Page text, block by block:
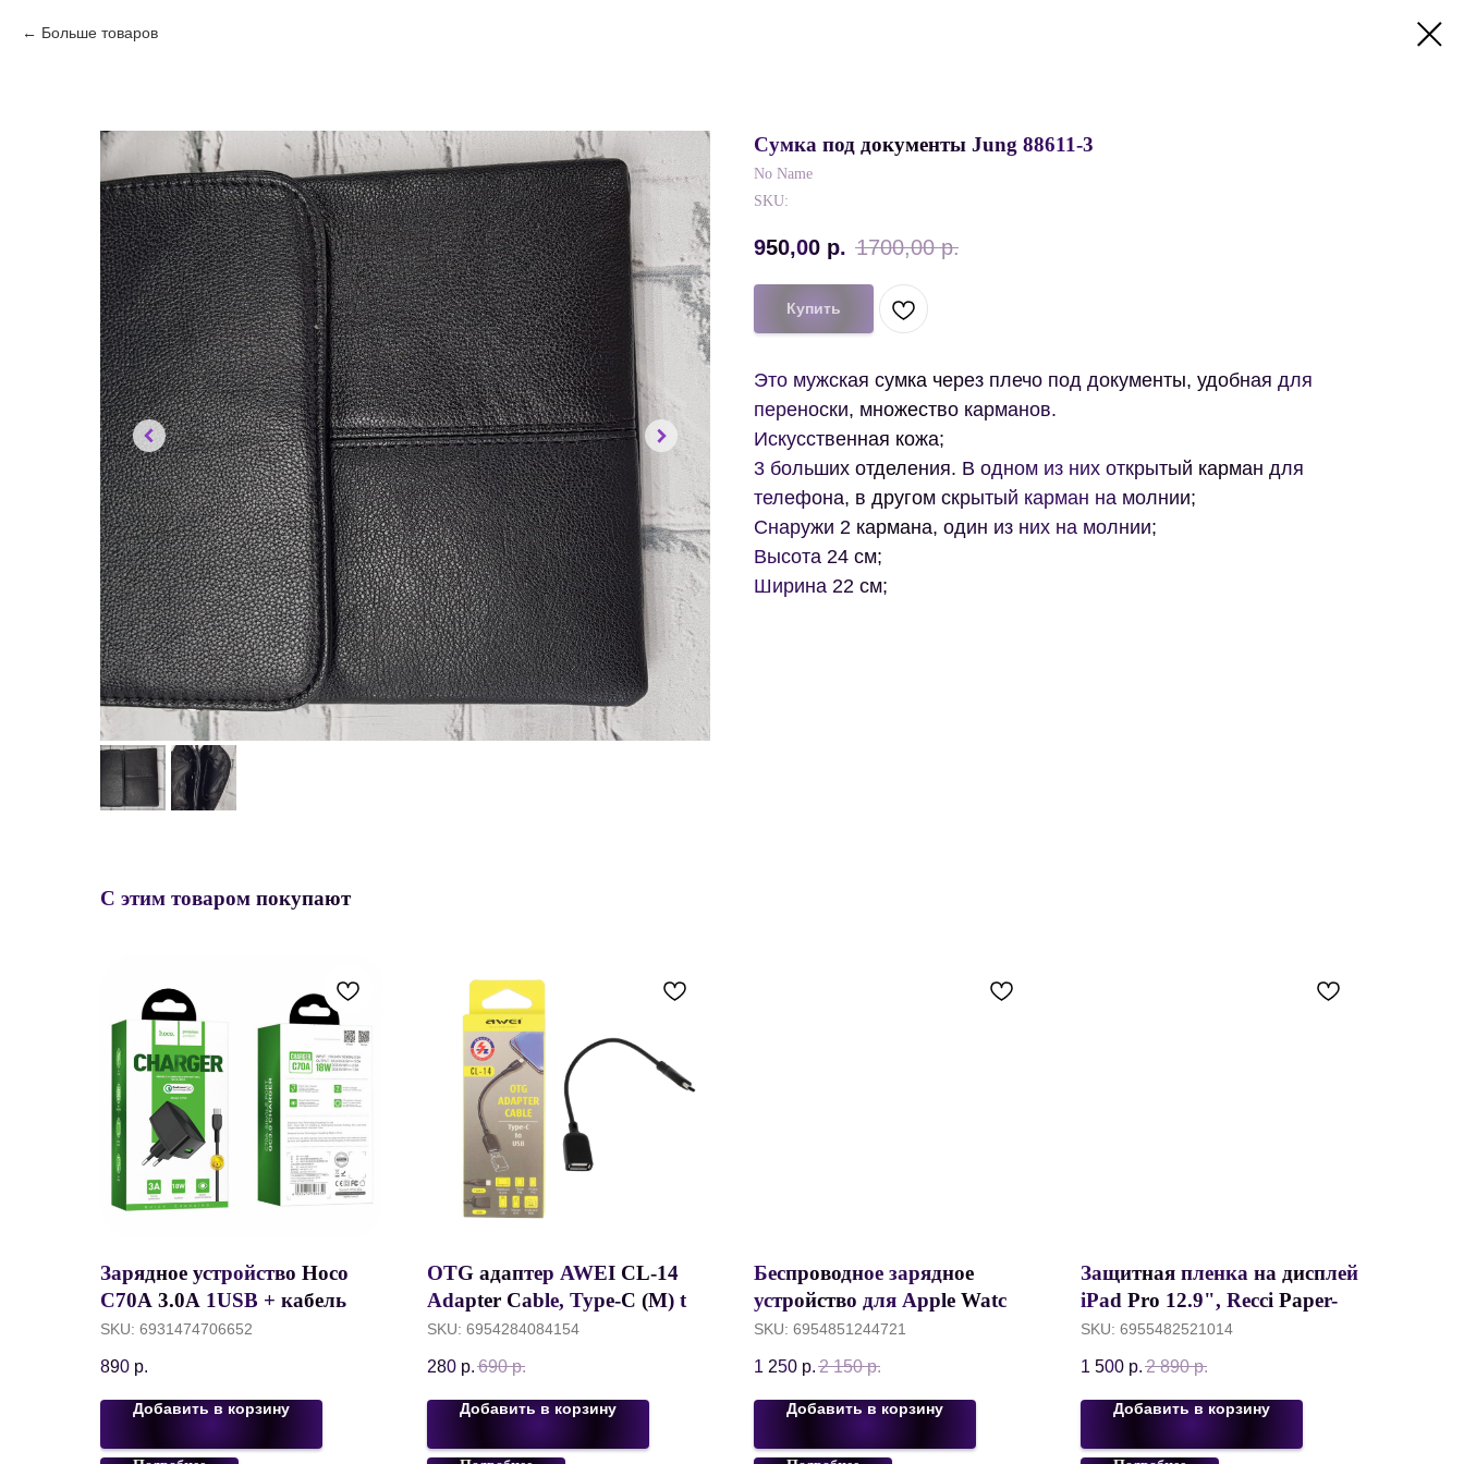
Больше товаров
Сумка под документы Jung 88611-3
No Name
SKU:
950,00 р. 1700,00 р.
Купить
Это мужская сумка через плечо под документы, удобная для
переноски, множество карманов.
Искусственная кожа;
3 больших отделения. В одном из них открытый карман для
телефона, в другом скрытый карман на молнии;
Снаружи 2 кармана, один из них на молнии;
Высота 24 см;
Ширина 22 см;
С этим товаром покупают
Зарядное устройство Hoco
C70A 3.0A 1USB + кабель
Type-C, черный
SKU: 6931474706652
890 р.
Добавить в корзину
OTG адаптер AWEI CL-14
Adapter Cable, Type-C (M) to
USB (F), Черный
SKU: 6954284084154
280 р. 690 р.
Добавить в корзину
Беспроводное зарядное
устройство для Apple Watch
1-10/Ultra series Remax
Magnetic Watch Charger,
2.5W, Черный, RP-W99
SKU: 6954851244721
1 250 р. 2 150 р.
Добавить в корзину
Защитная пленка на дисплей
iPad Pro 12.9", Recci Paper-
Like Matte Magnetic Film,
Мягкая/ Матовая/
Магнитная/Съемная
SKU: 6955482521014
1 500 р. 2 890 р.
Добавить в корзину